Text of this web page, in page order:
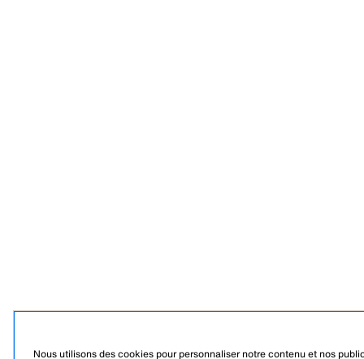
Nous utilisons des cookies pour personnaliser notre contenu et nos